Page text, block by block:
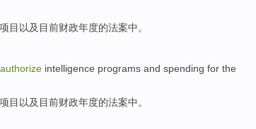
项目以及 目前财政年度的法案中。
authorize intelligence programs and spending for the
项目 以及 目前财政年度的法案中。